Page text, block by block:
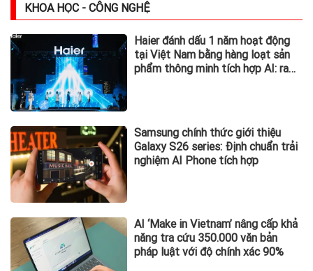
KHOA HỌC - CÔNG NGHỆ
Haier đánh dấu 1 năm hoạt động
tại Việt Nam bằng hàng loạt sản
phẩm thông minh tích hợp AI: ra
Samsung chính thức giới thiệu
Galaxy S26 series: Định chuẩn trải
nghiệm AI Phone tích hợp
AI ‘Make in Vietnam’ nâng cấp khả
năng tra cứu 350.000 văn bản
pháp luật với độ chính xác 90%